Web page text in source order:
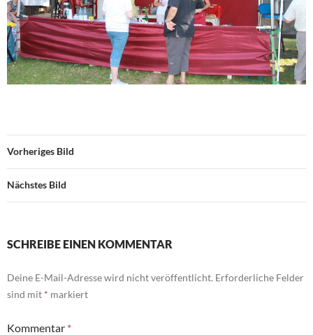
Vorheriges Bild
Nächstes Bild
SCHREIBE EINEN KOMMENTAR
Deine E-Mail-Adresse wird nicht veröffentlicht. Erforderliche Felder
sind mit * markiert
Kommentar *